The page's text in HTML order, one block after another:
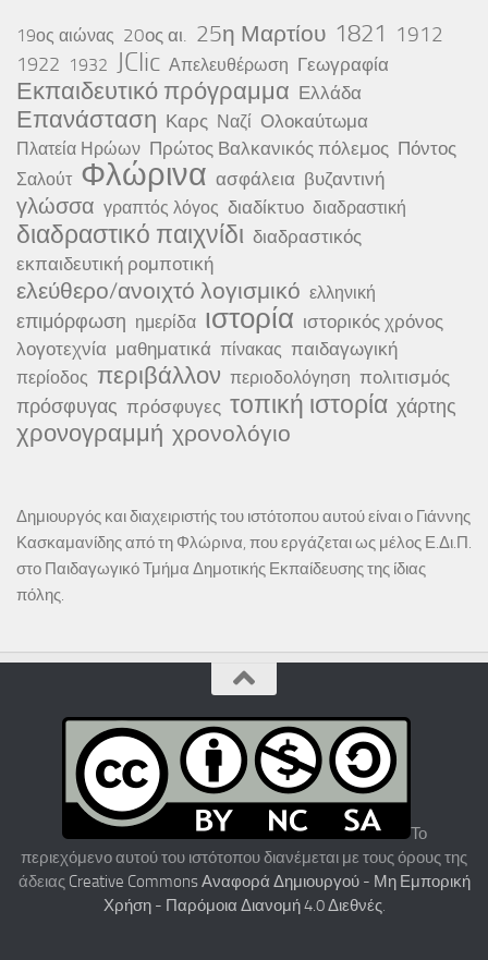
19ος αιώνας 20ος αι. 25η Μαρτίου 1821 1912
1922 1932 JClic Απελευθέρωση Γεωγραφία
Εκπαιδευτικό πρόγραμμα Ελλάδα
Επανάσταση Καρς Ναζί Ολοκαύτωμα
Πλατεία Ηρώων Πρώτος Βαλκανικός πόλεμος Πόντος
Σαλούτ Φλώρινα ασφάλεια βυζαντινή
γλώσσα γραπτός λόγος διαδίκτυο διαδραστική
διαδραστικό παιχνίδι διαδραστικός
εκπαιδευτική ρομποτική
ελεύθερο/ανοιχτό λογισμικό ελληνική
επιμόρφωση ημερίδα ιστορία ιστορικός χρόνος
λογοτεχνία μαθηματικά πίνακας παιδαγωγική
περίοδος περιβάλλον περιοδολόγηση πολιτισμός
πρόσφυγας πρόσφυγες τοπική ιστορία χάρτης
χρονογραμμή χρονολόγιο
Δημιουργός και διαχειριστής του ιστότοπου αυτού είναι ο Γιάννης
Κασκαμανίδης από τη Φλώρινα, που εργάζεται ως μέλος Ε.Δι.Π.
στο Παιδαγωγικό Τμήμα Δημοτικής Εκπαίδευσης της ίδιας
πόλης.
Το
περιεχόμενο αυτού του ιστότοπου διανέμεται με τους όρους της
άδειας Creative Commons Αναφορά Δημιουργού - Μη Εμπορική
Χρήση - Παρόμοια Διανομή 4.0 Διεθνές.